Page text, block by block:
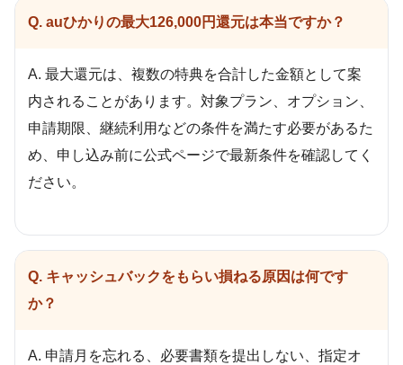
Q. auひかりの最大126,000円還元は本当ですか？
A. 最大還元は、複数の特典を合計した金額として案
内されることがあります。対象プラン、オプション、
申請期限、継続利用などの条件を満たす必要があるた
め、申し込み前に公式ページで最新条件を確認してく
ださい。
Q. キャッシュバックをもらい損ねる原因は何です
か？
A. 申請月を忘れる、必要書類を提出しない、指定オ